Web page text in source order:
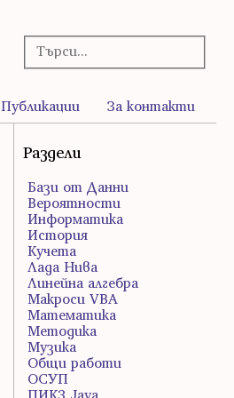
Публикации За контакти
Раздели
Бази от Данни
Вероятности
Информатика
История
Кучета
Лада Нива
Линейна алгебра
Макроси VBA
Математика
Методика
Музика
Общи работи
ОСУП